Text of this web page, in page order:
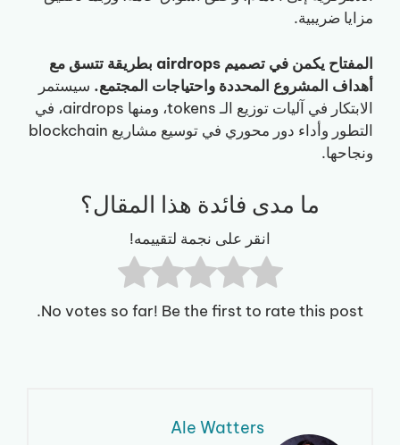
مزايا ضريبية.
المفتاح يكمن في تصميم airdrops بطريقة تتسق مع
أهداف المشروع المحددة واحتياجات المجتمع. سيستمر
الابتكار في آليات توزيع الـ tokens، ومنها airdrops، في
التطور وأداء دور محوري في توسيع مشاريع blockchain
ونجاحها.
ما مدى فائدة هذا المقال؟
انقر على نجمة لتقييمه!
No votes so far! Be the first to rate this post.
Ale Watters